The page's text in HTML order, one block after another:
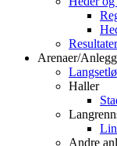
Arenaer/Anlegg
Haller
Andre